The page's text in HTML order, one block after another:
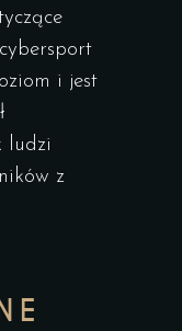
i jest
ludzi
z